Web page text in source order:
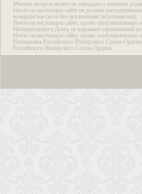
Мнение авторов может не совпадать с мнением
Ничто на настоящем сайте не должно
монархистов (всех без исключения легитимистов).
Ничто на настоящем сайте, кроме опубликованных
Императорского Дома, не выражает официальной
Ничто на настоящем сайте, кроме опубликованных
Начальника Российского Имперского Союза-
Российского Имперского Союза-Ордена.